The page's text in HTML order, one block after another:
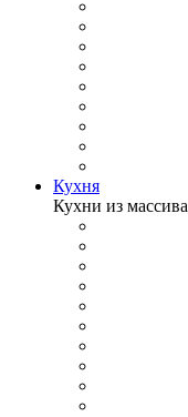
Кухня
Кухни из массива